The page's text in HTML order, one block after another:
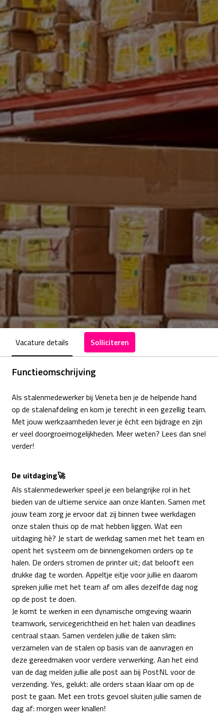
Vacature details Solliciteren
Functieomschrijving
Als stalenmedewerker bij Veneta ben je de helpende hand
op de stalenafdeling en kom je terecht in een gezellig team.
Met jouw werkzaamheden lever je écht een bijdrage en zijn
er veel doorgroeimogelijkheden. Meer weten? Lees dan snel
verder!
De uitdaging🚀
Als stalenmedewerker speel je een belangrijke rol in het
bieden van de ultieme service aan onze klanten. Samen met
jouw team zorg je ervoor dat zij binnen twee werkdagen
onze stalen thuis op de mat hebben liggen. Wat een
uitdaging hè? Je start de werkdag samen met het team en
opent het systeem om de binnengekomen orders op te
halen. De orders stromen de printer uit; dat belooft een
drukke dag te worden. Appeltje eitje voor jullie en daarom
spreken jullie met het team af om alles dezelfde dag nog
op de post te doen.
Je komt te werken in een dynamische omgeving waarin
teamwork, servicegerichtheid en het halen van deadlines
centraal staan. Samen verdelen jullie de taken slim:
verzamelen van de stalen op basis van de aanvragen en
deze gereedmaken voor verdere verwerking. Aan het eind
van de dag melden jullie alle post aan bij PostNL voor de
verzending. Yes, gelukt: alle orders staan klaar om op de
post te gaan. Met een trots gevoel sluiten jullie samen de
dag af: morgen weer knallen!